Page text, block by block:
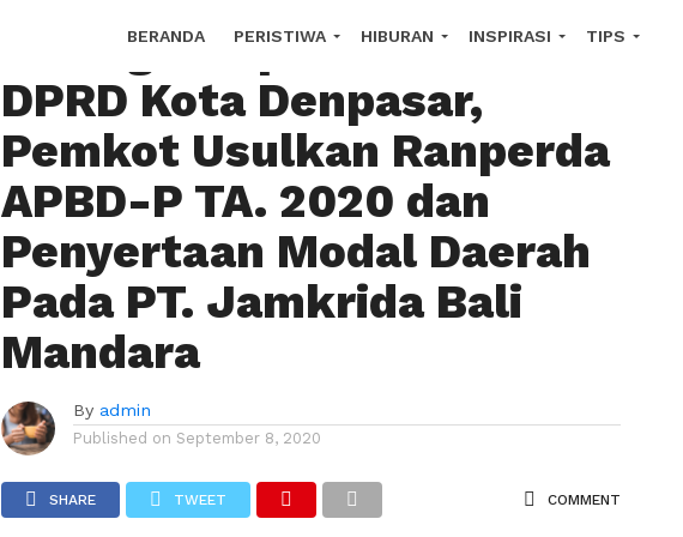
BERANDA PERISTIWA HIBURAN INSPIRASI TIPS
HOROSCOPE
Sidang Paripurna ke-16
DPRD Kota Denpasar,
Pemkot Usulkan Ranperda
APBD-P TA. 2020 dan
Penyertaan Modal Daerah
Pada PT. Jamkrida Bali
Mandara
By admin
Published on September 8, 2020
SHARE TWEET COMMENT